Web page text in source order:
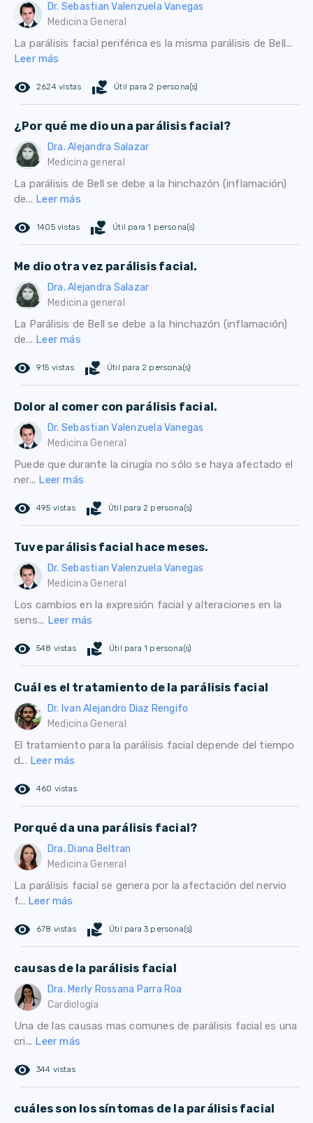
Dr. Sebastian Valenzuela Vanegas
Medicina General
La parálisis facial periférica es la misma parálisis de Bell...
Leer más
remove_red_eye 2624 vistas volunteer_activism Útil para 2 persona(s)
¿Por qué me dio una parálisis facial?
Dra. Alejandra Salazar
Medicina general
La parálisis de Bell se debe a la hinchazón (inflamación)
de... Leer más
remove_red_eye 1405 vistas volunteer_activism Útil para 1 persona(s)
Me dio otra vez parálisis facial.
Dra. Alejandra Salazar
Medicina general
La Parálisis de Bell se debe a la hinchazón (inflamación)
de... Leer más
remove_red_eye 915 vistas volunteer_activism Útil para 2 persona(s)
Dolor al comer con parálisis facial.
Dr. Sebastian Valenzuela Vanegas
Medicina General
Puede que durante la cirugía no sólo se haya afectado el
ner... Leer más
remove_red_eye 495 vistas volunteer_activism Útil para 2 persona(s)
Tuve parálisis facial hace meses.
Dr. Sebastian Valenzuela Vanegas
Medicina General
Los cambios en la expresión facial y alteraciones en la
sens... Leer más
remove_red_eye 548 vistas volunteer_activism Útil para 1 persona(s)
Cuál es el tratamiento de la parálisis facial
Dr. Ivan Alejandro Diaz Rengifo
Medicina General
El tratamiento para la parálisis facial depende del tiempo
d... Leer más
remove_red_eye 460 vistas
Porqué da una parálisis facial?
Dra. Diana Beltran
Medicina General
La parálisis facial se genera por la afectación del nervio
f... Leer más
remove_red_eye 678 vistas volunteer_activism Útil para 3 persona(s)
causas de la parálisis facial
Dra. Merly Rossana Parra Roa
Cardiología
Una de las causas mas comunes de parálisis facial es una
cri... Leer más
remove_red_eye 344 vistas
cuáles son los síntomas de la parálisis facial